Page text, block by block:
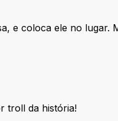
e coloca ele no lugar.
troll da história!